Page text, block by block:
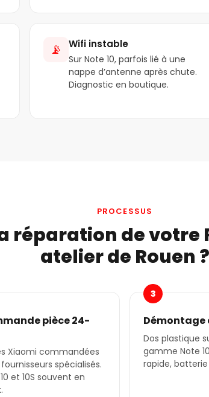
📡 Wifi instable
Sur Note 10, parfois lié à une
nappe d’antenne après chute.
Diagnostic en boutique.
PROCESSUS
réparation de votre
atelier de Rouen ?
pièce 24-
Xiaomi commandées
spécialisés.
et 10S souvent en
3
Démontage
Dos plastique
gamme Note
rapide,